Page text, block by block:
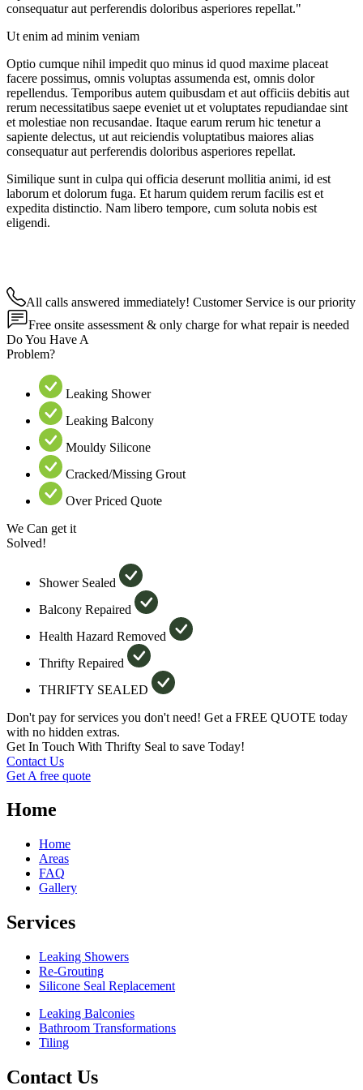
consequatur aut perferendis doloribus asperiores repellat."
Ut enim ad minim veniam
Optio cumque nihil impedit quo minus id quod maxime placeat
facere possimus, omnis voluptas assumenda est, omnis dolor
repellendus. Temporibus autem quibusdam et aut officiis debitis aut
rerum necessitatibus saepe eveniet ut et voluptates repudiandae sint
et molestiae non recusandae. Itaque earum rerum hic tenetur a
sapiente delectus, ut aut reiciendis voluptatibus maiores alias
consequatur aut perferendis doloribus asperiores repellat.
Similique sunt in culpa qui officia deserunt mollitia animi, id est
laborum et dolorum fuga. Et harum quidem rerum facilis est et
expedita distinctio. Nam libero tempore, cum soluta nobis est
eligendi.
All calls answered immediately! Customer Service is our priority
Free onsite assessment & only charge for what repair is needed
Do You Have A
Problem?
Leaking Shower
Leaking Balcony
Mouldy Silicone
Cracked/Missing Grout
Over Priced Quote
We Can get it
Solved!
Shower Sealed
Balcony Repaired
Health Hazard Removed
Thrifty Repaired
THRIFTY SEALED
Don't pay for services you don't need! Get a FREE QUOTE today
with no hidden extras.
Get In Touch With Thrifty Seal to save Today!
Contact Us
Get A free quote
Home
Home
Areas
FAQ
Gallery
Services
Leaking Showers
Re-Grouting
Silicone Seal Replacement
Leaking Balconies
Bathroom Transformations
Tiling
Contact Us